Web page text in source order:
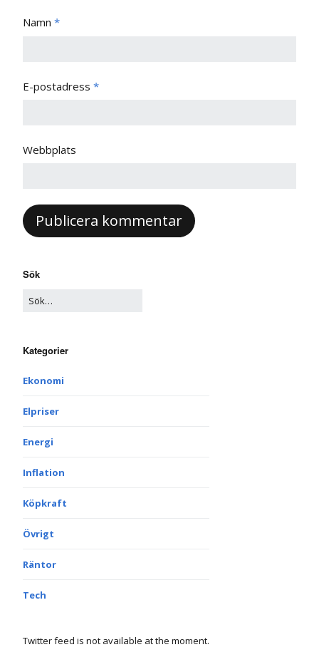
Namn *
E-postadress *
Webbplats
Sök
Kategorier
Ekonomi
Elpriser
Energi
Inflation
Köpkraft
Övrigt
Räntor
Tech
Twitter feed is not available at the moment.